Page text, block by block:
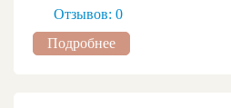
Отзывов: 0
Подробнее